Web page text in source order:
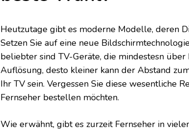
Heutzutage gibt es moderne Modelle, deren
Setzen Sie auf eine neue
beliebter sind TV-Geräte, die mindestesn
Auflösung, desto kleiner kann der Abstand
Ihr TV sein. Vergessen Sie diese wesentliche
Fernseher bestellen möchten.
Wie erwähnt, gibt es zurzeit Fernseher in